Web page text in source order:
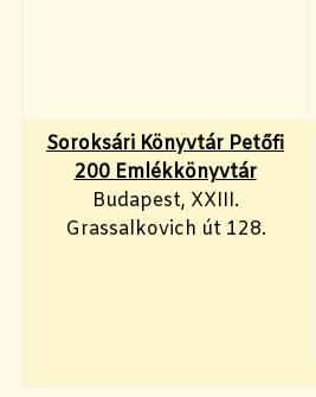
Soroksári Könyvtár Petőfi
200 Emlékkönyvtár
Budapest, XXIII.
Grassalkovich út 128.